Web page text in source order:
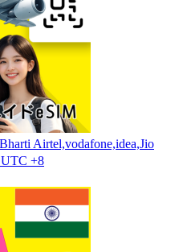
Airtel,vodafone,idea,Jio
+8